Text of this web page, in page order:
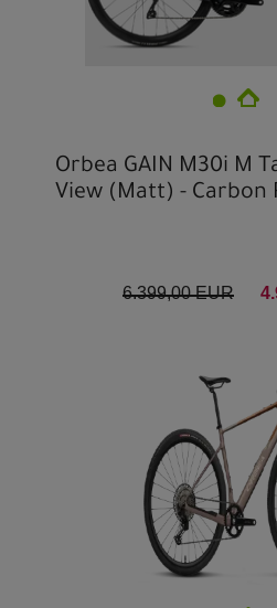
Orbea GAIN M30i M
View (Matt) - Carbon
6.399,00 EUR